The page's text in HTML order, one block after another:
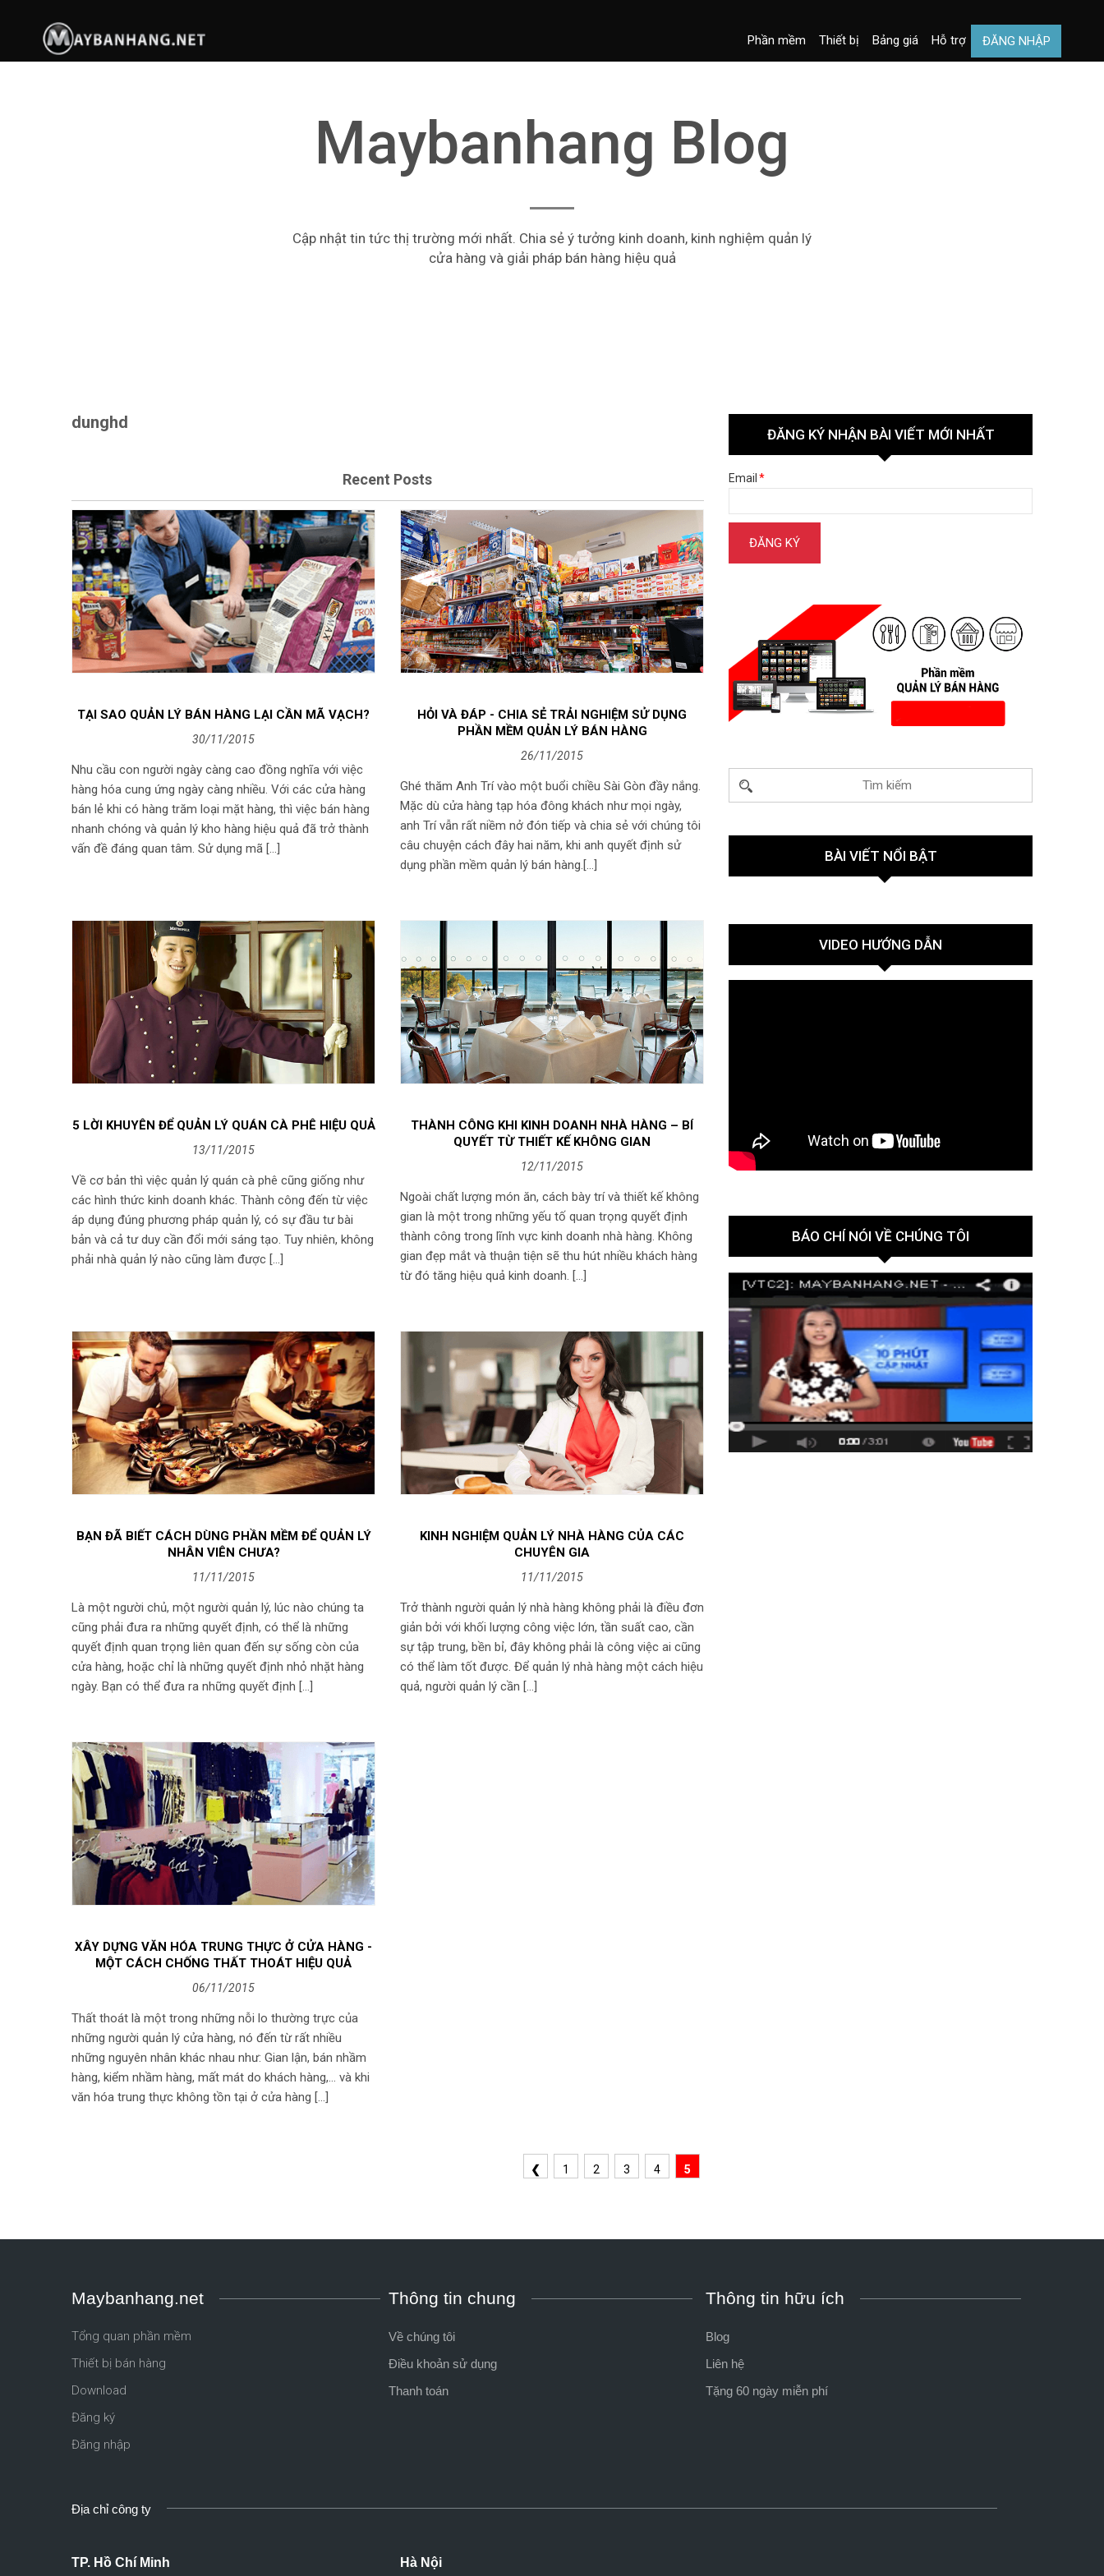
Phần mềm Thiết bị Bảng giá Hỗ trợ ĐĂNG NHẬP
Maybanhang Blog
Cập nhật tin tức thị trường mới nhất. Chia sẻ ý tưởng kinh doanh, kinh nghiệm quản lý
cửa hàng và giải pháp bán hàng hiệu quả
dunghd
Recent Posts
TẠI SAO QUẢN LÝ BÁN HÀNG LẠI CẦN MÃ VẠCH?
30/11/2015
Nhu cầu con người ngày càng cao đồng nghĩa với việc
hàng hóa cung ứng ngày càng nhiều. Với các cửa hàng
bán lẻ khi có hàng trăm loại mặt hàng, thì việc bán hàng
nhanh chóng và quản lý kho hàng hiệu quả đã trở thành
vấn đề đáng quan tâm. Sử dụng mã […]
HỎI VÀ ĐÁP - CHIA SẺ TRẢI NGHIỆM SỬ DỤNG
PHẦN MỀM QUẢN LÝ BÁN HÀNG
26/11/2015
Ghé thăm Anh Trí vào một buổi chiều Sài Gòn đầy nắng.
Mặc dù cửa hàng tạp hóa đông khách như mọi ngày,
anh Trí vẫn rất niềm nở đón tiếp và chia sẻ với chúng tôi
câu chuyện cách đây hai năm, khi anh quyết định sử
dụng phần mềm quản lý bán hàng.[…]
5 LỜI KHUYÊN ĐỂ QUẢN LÝ QUÁN CÀ PHÊ HIỆU QUẢ
13/11/2015
Về cơ bản thì việc quản lý quán cà phê cũng giống như
các hình thức kinh doanh khác. Thành công đến từ việc
áp dụng đúng phương pháp quản lý, có sự đầu tư bài
bản và cả tư duy cần đổi mới sáng tạo. Tuy nhiên, không
phải nhà quản lý nào cũng làm được […]
THÀNH CÔNG KHI KINH DOANH NHÀ HÀNG – BÍ
QUYẾT TỪ THIẾT KẾ KHÔNG GIAN
12/11/2015
Ngoài chất lượng món ăn, cách bày trí và thiết kế không
gian là một trong những yếu tố quan trọng quyết định
thành công trong lĩnh vực kinh doanh nhà hàng. Không
gian đẹp mắt và thuận tiện sẽ thu hút nhiều khách hàng
từ đó tăng hiệu quả kinh doanh. […]
BẠN ĐÃ BIẾT CÁCH DÙNG PHẦN MỀM ĐỂ QUẢN LÝ
NHÂN VIÊN CHƯA?
11/11/2015
Là một người chủ, một người quản lý, lúc nào chúng ta
cũng phải đưa ra những quyết định, có thể là những
quyết định quan trọng liên quan đến sự sống còn của
cửa hàng, hoặc chỉ là những quyết định nhỏ nhặt hàng
ngày. Bạn có thể đưa ra những quyết định […]
KINH NGHIỆM QUẢN LÝ NHÀ HÀNG CỦA CÁC
CHUYÊN GIA
11/11/2015
Trở thành người quản lý nhà hàng không phải là điều đơn
giản bởi với khối lượng công việc lớn, tần suất cao, cần
sự tập trung, bền bỉ, đây không phải là công việc ai cũng
có thể làm tốt được. Để quản lý nhà hàng một cách hiệu
quả, người quản lý cần […]
XÂY DỰNG VĂN HÓA TRUNG THỰC Ở CỬA HÀNG -
MỘT CÁCH CHỐNG THẤT THOÁT HIỆU QUẢ
06/11/2015
Thất thoát là một trong những nỗi lo thường trực của
những người quản lý cửa hàng, nó đến từ rất nhiều
những nguyên nhân khác nhau như: Gian lận, bán nhầm
hàng, kiểm nhầm hàng, mất mát do khách hàng,… và khi
văn hóa trung thực không tồn tại ở cửa hàng […]
❮ 1 2 3 4 5
ĐĂNG KÝ NHẬN BÀI VIẾT MỚI NHẤT
Email *
BÀI VIẾT NỔI BẬT
VIDEO HƯỚNG DẪN
BÁO CHÍ NÓI VỀ CHÚNG TÔI
Maybanhang.net
Tổng quan phần mềm
Thiết bị bán hàng
Download
Đăng ký
Đăng nhập
Thông tin chung
Về chúng tôi
Điều khoản sử dụng
Thanh toán
Thông tin hữu ích
Blog
Liên hệ
Tặng 60 ngày miễn phí
Địa chỉ công ty
TP. Hồ Chí Minh Hà Nội